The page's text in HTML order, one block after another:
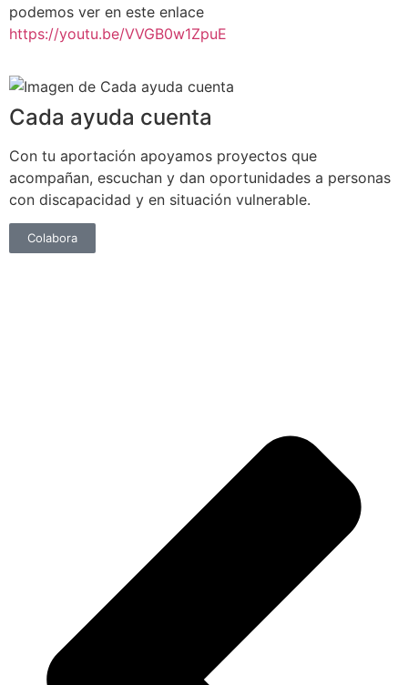
podemos ver en este enlace
https://youtu.be/VVGB0w1ZpuE
Cada ayuda cuenta
Con tu aportación apoyamos proyectos que
acompañan, escuchan y dan oportunidades a personas
con discapacidad y en situación vulnerable.
Colabora